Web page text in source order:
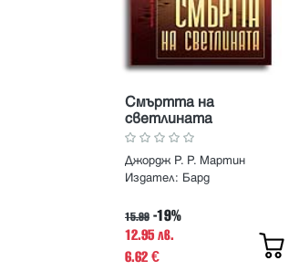
Смъртта на
светлината
Джордж Р. Р. Мартин
Издател: Бард
15.99 -19%
12.95 лв.
6.62 €